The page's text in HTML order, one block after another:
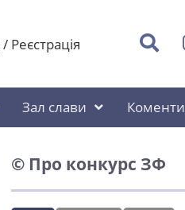
/ Реєстрація
Зал слави Коменти
© Про конкурс ЗФ